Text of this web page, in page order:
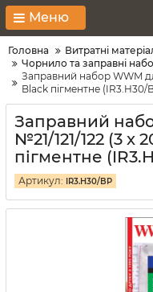
Меню
Головна Витратні
Чорнило та заправні
Заправний набор WWM
Black пігментне (IR3.H30/
Заправний
№21/121/122 (3 x
пігментне
Артикул: IR3.H30/BP